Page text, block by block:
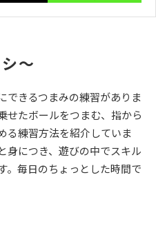
～
できるつまみの練習がありま
せたボールをつまむ、指から
る練習方法を紹介していま
身につき、遊びの中でスキル
。毎日のちょっとした時間で